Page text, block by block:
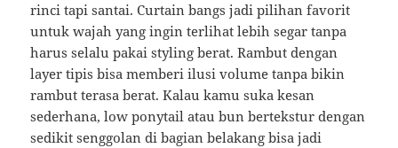
rinci tapi santai. Curtain bangs jadi pilihan favorit
untuk wajah yang ingin terlihat lebih segar tanpa
harus selalu pakai styling berat. Rambut dengan
layer tipis bisa memberi ilusi volume tanpa bikin
rambut terasa berat. Kalau kamu suka kesan
sederhana, low ponytail atau bun bertekstur dengan
sedikit senggolan di bagian belakang bisa jadi